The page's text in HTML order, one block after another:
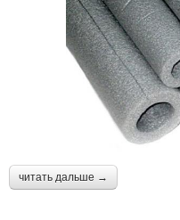
читать дальше →